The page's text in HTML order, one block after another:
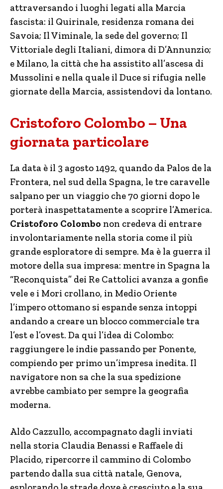
attraversando i luoghi legati alla Marcia
fascista: il Quirinale, residenza romana dei
Savoia; Il Viminale, la sede del governo; Il
Vittoriale degli Italiani, dimora di D’Annunzio;
e Milano, la città che ha assistito all’ascesa di
Mussolini e nella quale il Duce si rifugia nelle
giornate della Marcia, assistendovi da lontano.
Cristoforo Colombo – Una
giornata particolare
La data è il 3 agosto 1492, quando da Palos de la
Frontera, nel sud della Spagna, le tre caravelle
salpano per un viaggio che 70 giorni dopo le
porterà inaspettatamente a scoprire l’America.
Cristoforo Colombo non credeva di entrare
involontariamente nella storia come il più
grande esploratore di sempre. Ma è la guerra il
motore della sua impresa: mentre in Spagna la
“Reconquista” dei Re Cattolici avanza a gonfie
vele e i Mori crollano, in Medio Oriente
l’impero ottomano si espande senza intoppi
andando a creare un blocco commerciale tra
l’est e l’ovest. Da qui l’idea di Colombo:
raggiungere le indie passando per Ponente,
compiendo per primo un’impresa inedita. Il
navigatore non sa che la sua spedizione
avrebbe cambiato per sempre la geografia
moderna.
Aldo Cazzullo, accompagnato dagli inviati
nella storia Claudia Benassi e Raffaele di
Placido, ripercorre il cammino di Colombo
partendo dalla sua città natale, Genova,